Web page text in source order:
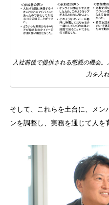
入社前後で提供される懇親の機会
力を入
そして、これらを土台に、メン
ンを調整し、実務を通じて人を